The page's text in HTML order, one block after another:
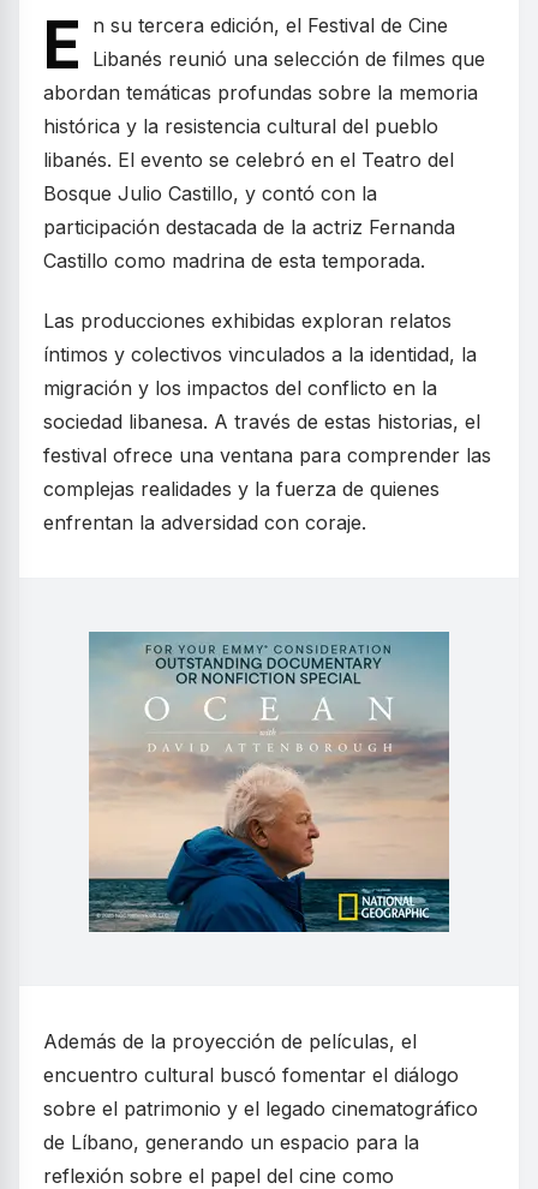
E
n su tercera edición, el Festival de Cine
Libanés reunió una selección de filmes que
abordan temáticas profundas sobre la memoria
histórica y la resistencia cultural del pueblo
libanés. El evento se celebró en el Teatro del
Bosque Julio Castillo, y contó con la
participación destacada de la actriz Fernanda
Castillo como madrina de esta temporada.
Las producciones exhibidas exploran relatos
íntimos y colectivos vinculados a la identidad, la
migración y los impactos del conflicto en la
sociedad libanesa. A través de estas historias, el
festival ofrece una ventana para comprender las
complejas realidades y la fuerza de quienes
enfrentan la adversidad con coraje.
Además de la proyección de películas, el
encuentro cultural buscó fomentar el diálogo
sobre el patrimonio y el legado cinematográfico
de Líbano, generando un espacio para la
reflexión sobre el papel del cine como